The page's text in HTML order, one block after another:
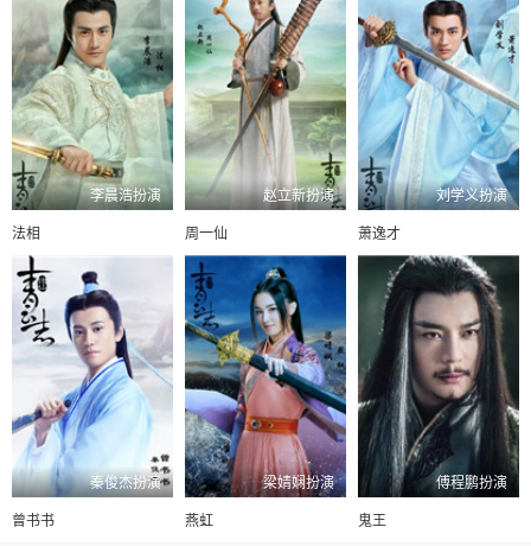
李晨浩扮演
法相
赵立新扮演
周一仙
刘学义扮演
萧逸才
秦俊杰扮演
曾书书
梁婧娴扮演
燕虹
傅程鹏扮演
鬼王